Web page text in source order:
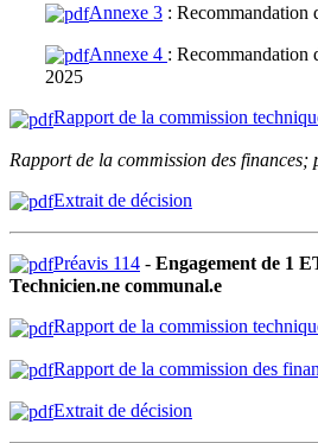
Annexe 3 : Recommandation
Annexe 4 : Recommandation
2025
Rapport de la commission
Rapport de la commission des finances;
Extrait de décision
Préavis 114 - Engagement de 1
Technicien.ne communal.e
Rapport de la commission
Rapport de la commission des
Extrait de décision